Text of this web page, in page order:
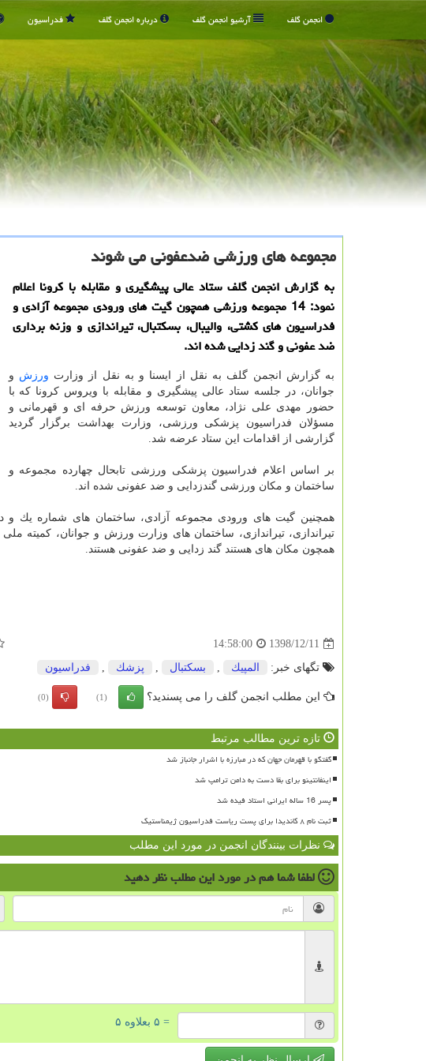
انجمن گلف آرشیو انجمن گلف درباره انجمن گلف فدراسیون
مجموعه های ورزشی ضدعفونی می شوند
به گزارش انجمن گلف ستاد عالی پیشگیری و مقابله با كرونا اعلام
نمود: 14 مجموعه ورزشی همچون گیت های ورودی مجموعه آزادی و
فدراسیون های كشتی، والیبال، بسكتبال، تیراندازی و وزنه برداری
ضد عفونی و گند زدایی شده اند.
به گزارش انجمن گلف به نقل از ایسنا و به نقل از وزارت ورزش و
جوانان، در جلسه ستاد عالی پیشگیری و مقابله با ویروس كرونا كه با
حضور مهدی علی نژاد، معاون توسعه ورزش حرفه ای و قهرمانی و
مسؤلان فدراسیون پزشكی ورزشی، وزارت بهداشت برگزار گردید
گزارشی از اقدامات این ستاد عرضه شد.
بر اساس اعلام فدراسیون پزشكی ورزشی تابحال چهارده مجموعه و
ساختمان و مكان ورزشی گندزدایی و ضد عفونی شده اند.
همچنین گیت های ورودی مجموعه آزادی، ساختمان های شماره یك و
تیراندازی، تیراندازی، ساختمان های وزارت ورزش و جوانان، كمیته
همچون مكان های هستند گند زدایی و ضد عفونی هستند.
1398/12/11
14:58:00
تگهای خبر: المپیك , بسكتبال , پزشك , فدراسیون
این مطلب انجمن گلف را می پسندید؟ (1)
(0)
تازه ترین مطالب مرتبط
گفتگو با قهرمان جهان که در مبارزه با اشرار جانباز شد
اینفانتینو برای بقا دست به دامن ترامپ شد
پسر 16 ساله ایرانی استاد فیده شد
ثبت نام ۸ کاندیدا برای پست ریاست فدراسیون ژیمناستیک
نظرات بینندگان انجمن در مورد این مطلب
لطفا شما همدر مورد این مطلبنظر دهید
= ۵ بعلاوه ۵